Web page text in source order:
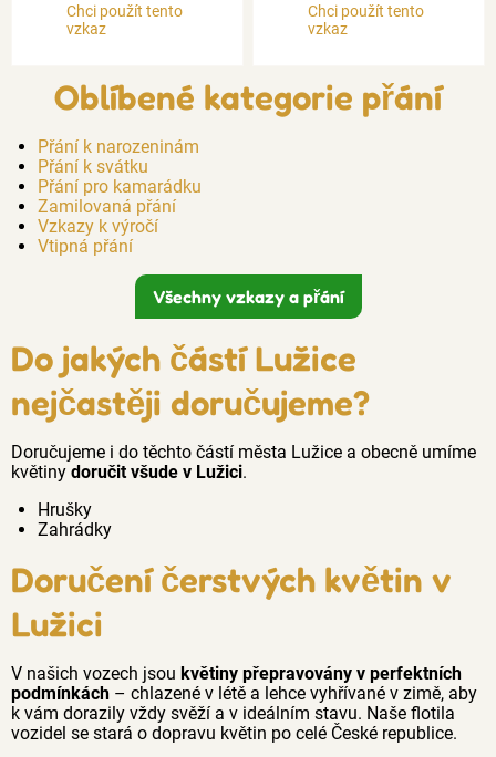
Chci použít tento
vzkaz
Chci použít tento
vzkaz
Oblíbené kategorie přání
Přání k narozeninám
Přání k svátku
Přání pro kamarádku
Zamilovaná přání
Vzkazy k výročí
Vtipná přání
Všechny vzkazy a přání
Do jakých částí Lužice
nejčastěji doručujeme?
Doručujeme i do těchto částí města Lužice a obecně umíme
květiny doručit všude v Lužici.
Hrušky
Zahrádky
Doručení čerstvých květin v
Lužici
V našich vozech jsou květiny přepravovány v perfektních
podmínkách – chlazené v létě a lehce vyhřívané v zimě, aby
k vám dorazily vždy svěží a v ideálním stavu. Naše flotila
vozidel se stará o dopravu květin po celé České republice.